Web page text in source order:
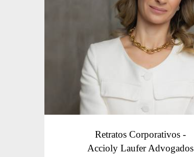
Retratos Corporativos -
Accioly Laufer Advogados